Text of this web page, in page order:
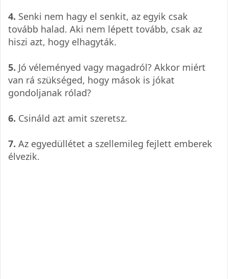
4. Senki nem hagy el senkit, az egyik csak
tovább halad. Aki nem lépett tovább, csak az
hiszi azt, hogy elhagyták.
5. Jó véleményed vagy magadról? Akkor miért
van rá szükséged, hogy mások is jókat
gondoljanak rólad?
6. Csináld azt amit szeretsz.
7. Az egyedüllétet a szellemileg fejlett emberek
élvezik.